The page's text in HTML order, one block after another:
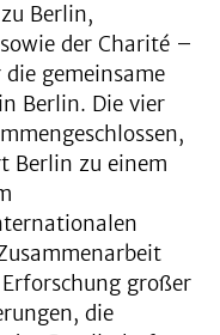
Berlin,
der Charité –
gemeinsame
Berlin. Die vier
Berlin zu einem
großer
die